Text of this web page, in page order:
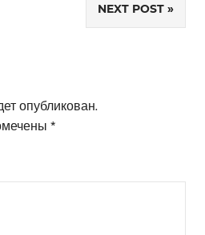
NEXT POST
опубликован.
*